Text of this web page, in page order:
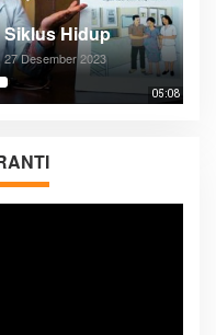
05:08
Siklus Hidup
27 Desember 2023